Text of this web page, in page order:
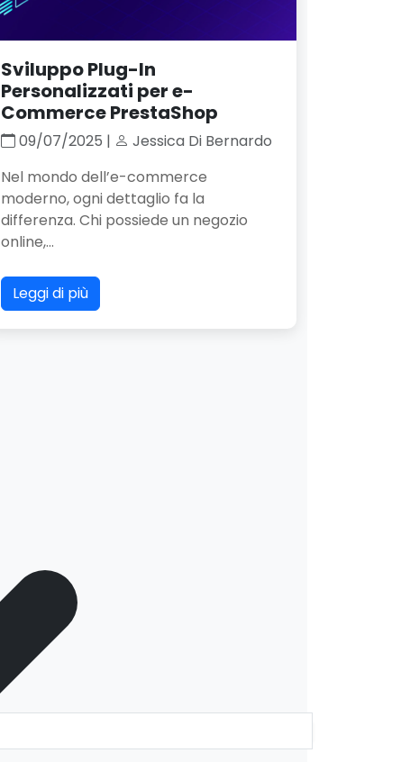
Sviluppo Plug-In
Personalizzati per e-
Commerce PrestaShop
09/07/2025 |
Jessica Di Bernardo
Nel mondo dell’e-commerce
moderno, ogni dettaglio fa la
differenza. Chi possiede un negozio
online,...
Leggi di più